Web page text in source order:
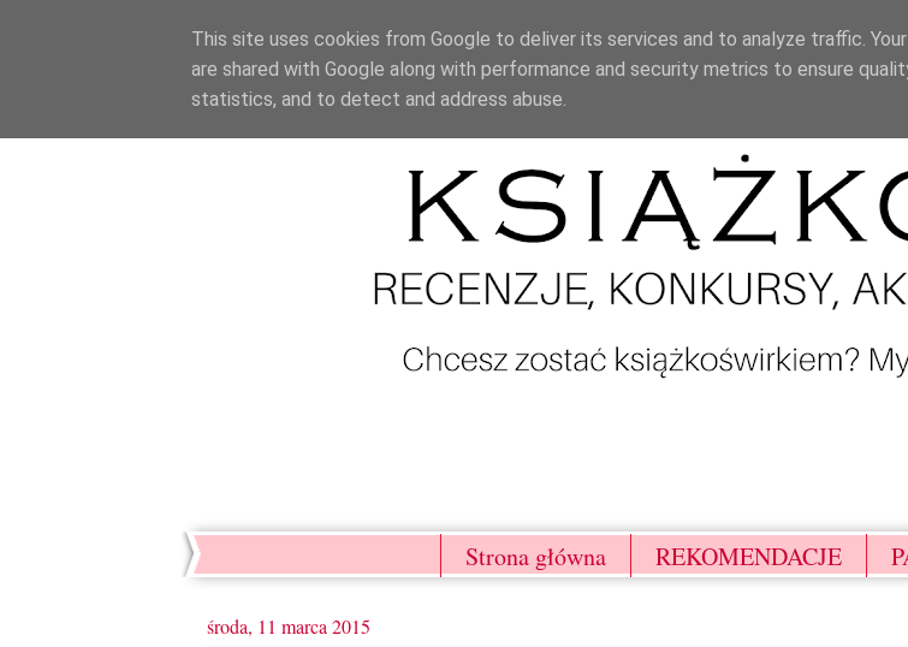
Strona główna REKOMENDACJE
środa, 11 marca 2015
This site uses cookies from Google to deliver its services and to analyze traffic.
are shared with Google along with performance and security metrics to ensure
statistics, and to detect and address abuse.